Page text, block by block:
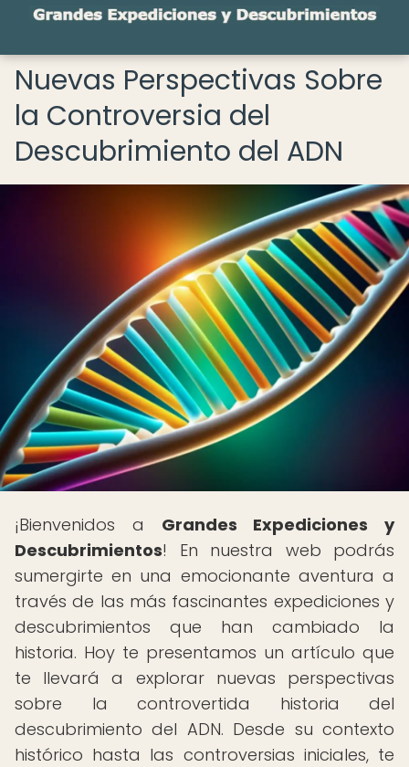
Nuevas Perspectivas Sobre
la Controversia del
Descubrimiento del ADN
¡Bienvenidos a Grandes Expediciones y
Descubrimientos! En nuestra web podrás
sumergirte en una emocionante aventura a
través de las más fascinantes expediciones y
descubrimientos que han cambiado la
historia. Hoy te presentamos un artículo que
te llevará a explorar nuevas perspectivas
sobre la controvertida historia del
descubrimiento del ADN. Desde su contexto
histórico hasta las controversias iniciales, te